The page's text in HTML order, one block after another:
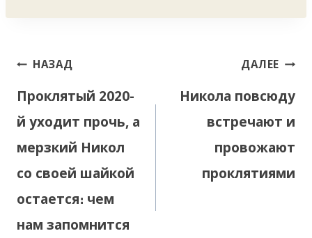
Навигация
записям
НАЗАД
Проклятый 2020-
й уходит прочь, а
мерзкий Никол
со своей шайкой
остается։ чем
нам запомнится
ДАЛЕЕ
Никола повсюду
встречают и
провожают
проклятиями